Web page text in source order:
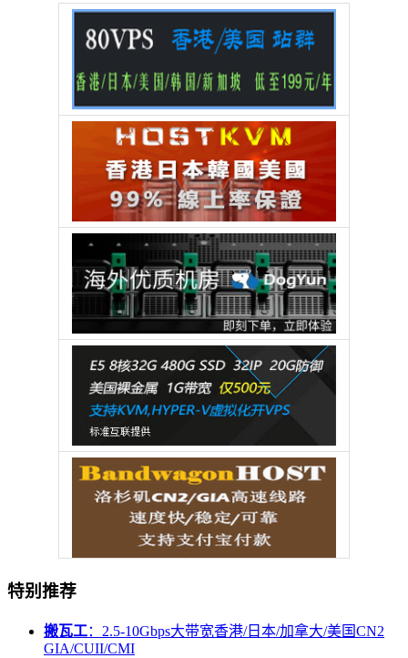
特别推荐
搬瓦工：2.5-10Gbps大带宽香港/日本/加拿大/美国CN2
GIA/CUII/CMI